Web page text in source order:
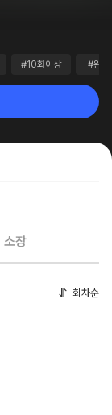
#10화이상 #완결
소장
회차순